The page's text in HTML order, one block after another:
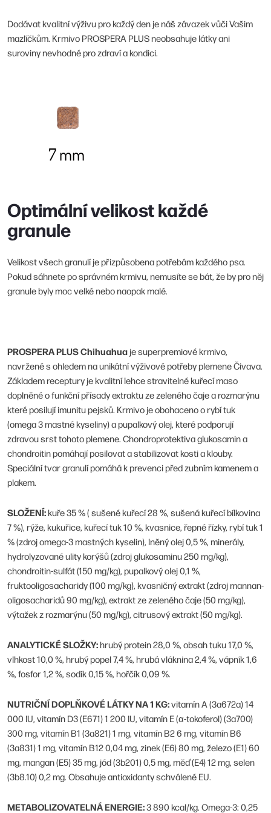
Dodávat kvalitní výživu pro každý den je náš závazek vůči Vašim
mazlíčkům. Krmivo PROSPERA PLUS neobsahuje látky ani
suroviny nevhodné pro zdraví a kondici.
Optimální velikost každé
granule
Velikost všech granulí je přizpůsobena potřebám každého psa.
Pokud sáhnete po správném krmivu, nemusíte se bát, že by pro něj
granule byly moc velké nebo naopak malé.
PROSPERA PLUS Chihuahua je superpremiové krmivo,
navržené s ohledem na unikátní výživové potřeby plemene Čivava.
Základem receptury je kvalitní lehce stravitelné kuřecí maso
doplněné o funkční přísady extraktu ze zeleného čaje a rozmarýnu
které posilují imunitu pejsků. Krmivo je obohaceno o rybí tuk
(omega 3 mastné kyseliny) a pupalkový olej, které podporují
zdravou srst tohoto plemene. Chondroprotektiva glukosamin a
chondroitin pomáhají posilovat a stabilizovat kosti a klouby.
Speciální tvar granulí pomáhá k prevenci před zubním kamenem a
plakem.
SLOŽENÍ:kuře 35 % ( sušené kuřecí 28 %, sušená kuřecí bílkovina
7 %), rýže, kukuřice, kuřecí tuk 10 %, kvasnice, řepné řízky, rybí tuk 1
% (zdroj omega-3 mastných kyselin), lněný olej 0,5 %, minerály,
hydrolyzované ulity korýšů (zdroj glukosaminu 250 mg/kg),
chondroitin-sulfát (150 mg/kg), pupalkový olej 0,1 %,
fruktooligosacharidy (100 mg/kg), kvasničný extrakt (zdroj mannan-
oligosacharidů 90 mg/kg), extrakt ze zeleného čaje (50 mg/kg),
výtažek z rozmarýnu (50 mg/kg), citrusový extrakt (50 mg/kg).
ANALYTICKÉ SLOŽKY:hrubý protein 28,0 %, obsah tuku 17,0 %,
vlhkost 10,0 %, hrubý popel 7,4 %, hrubá vláknina 2,4 %, vápník 1,6
%, fosfor 1,2 %, sodík 0,15 %, hořčík 0,09 %.
NUTRIČNÍ DOPLŇKOVÉ LÁTKY NA 1 KG:vitamín A (3a672a) 14
000 IU, vitamín D3 (E671) 1 200 IU, vitamín E (α-tokoferol) (3a700)
300 mg, vitamín B1 (3a821) 1 mg, vitamín B2 6 mg, vitamín B6
(3a831) 1 mg, vitamín B12 0,04 mg, zinek (E6) 80 mg, železo (E1) 60
mg, mangan (E5) 35 mg, jód (3b201) 0,5 mg, měď (E4) 12 mg, selen
(3b8.10) 0,2 mg. Obsahuje antioxidanty schválené EU.
METABOLIZOVATELNÁ ENERGIE:3 890 kcal/kg. Omega-3: 0,25